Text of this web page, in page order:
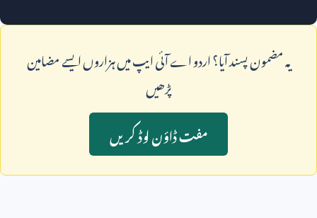
يہ مضمون پسند آيا؟ اردو اے آئی ايپ ميں ہزاروں ايسے مضامين
پڑھيں
مفت ڈاؤن لوڈ کريں